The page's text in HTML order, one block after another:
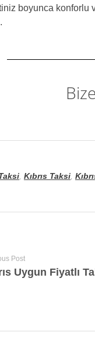
boyunca
, Kıbrıs Taksi,
Post
Uygun Fiyatlı